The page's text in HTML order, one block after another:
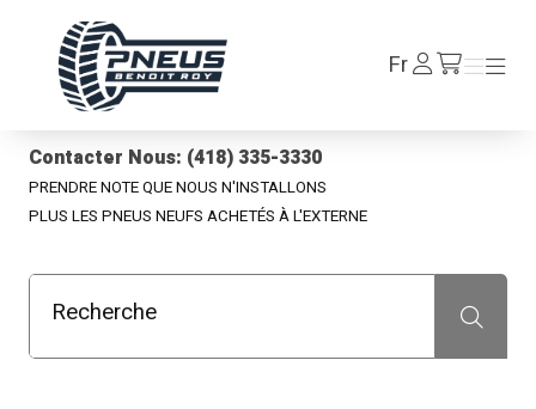
FrSe
connecter/fr/cart
Menu
Menu
Contacter Nous: (418) 335-3330
PRENDRE NOTE QUE NOUS N'INSTALLONS
PLUS LES PNEUS NEUFS ACHETÉS À L'EXTERNE
Recherche Recherche